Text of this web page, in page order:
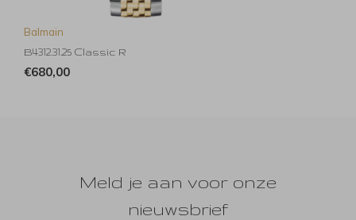
Balmain
B4312.31.25 Classic R
€680,00
Meld je aan voor onze
nieuwsbrief